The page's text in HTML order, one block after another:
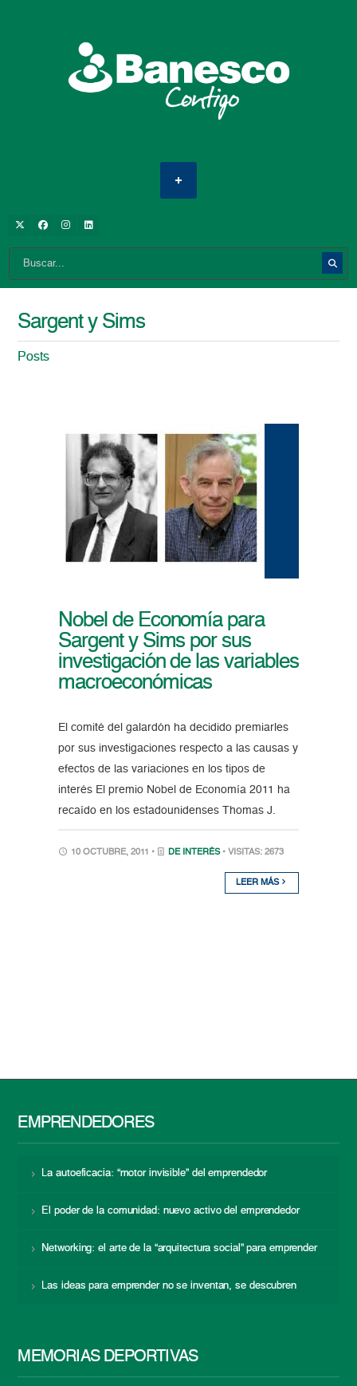
Sargent y Sims
Posts
Nobel de Economía para
Sargent y Sims por sus
investigación de las variables
macroeconómicas
El comité del galardón ha decidido premiarles
por sus investigaciones respecto a las causas y
efectos de las variaciones en los tipos de
interés El premio Nobel de Economía 2011 ha
recaído en los estadounidenses Thomas J.
10 OCTUBRE, 2011 • DE INTERÉS • VISITAS: 2673
LEER MÁS
EMPRENDEDORES
La autoeficacia: “motor invisible” del emprendedor
El poder de la comunidad: nuevo activo del emprendedor
Networking: el arte de la “arquitectura social” para emprender
Las ideas para emprender no se inventan, se descubren
MEMORIAS DEPORTIVAS